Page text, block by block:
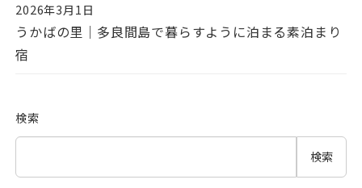
投稿日
2026年3月1日
うかばの里｜多良間島で暮らすように泊まる素泊まり
宿
検索
検索